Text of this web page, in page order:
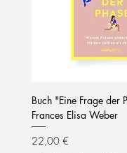
Buch "Eine Frage der
Frances Elisa Weber
Preis
22,00 €